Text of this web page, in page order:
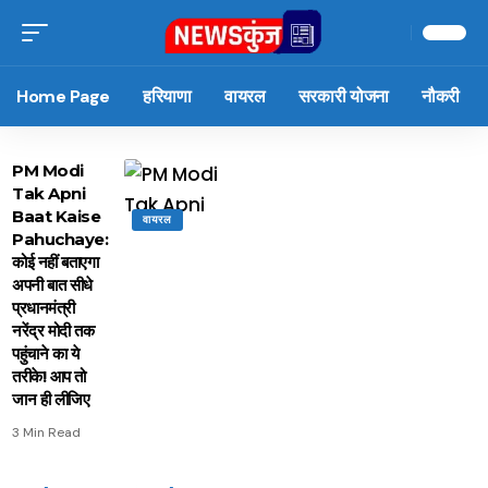
Home Page हरियाणा वायरल सरकारी योजना नौकरी
वायरल
PM Modi
Tak Apni
Baat Kaise
Pahuchaye:
कोई नहीं बताएगा
अपनी बात सीधे
प्रधानमंत्री
नरेंद्र मोदी तक
पहुंचाने का ये
तरीके! आप तो
जान ही लीजिए
3 Min Read
15 नवंबर से लागू होंगे